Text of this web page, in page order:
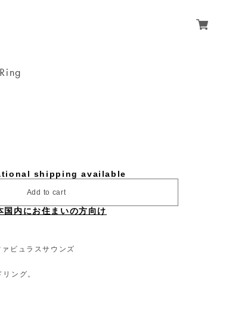
shipping available
Add to cart
国内にお住まいの方向け
ビュラスサウンズ
ング。